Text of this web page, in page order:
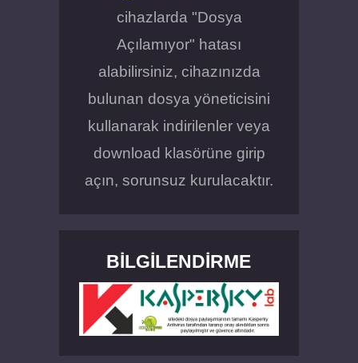
cihazlarda "Dosya
Açılamıyor" hatası
alabilirsiniz, cihazınızda
bulunan dosya yöneticisini
kullanarak indirilenler veya
download klasörüne girip
açın, sorunsuz kurulacaktır.
BILGILENDIRME